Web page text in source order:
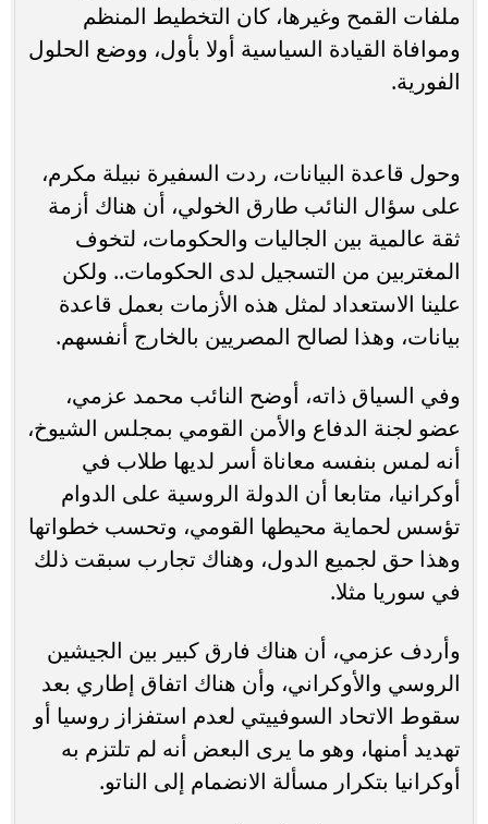
ملفات القمح وغيرها، كان التخطيط المنظم
وموافاة القيادة السياسية أولا بأول، ووضع الحلول
الفورية.
وحول قاعدة البيانات، ردت السفيرة نبيلة مكرم،
على سؤال النائب طارق الخولي، أن هناك أزمة
ثقة عالمية بين الجاليات والحكومات، لتخوف
المغتربين من التسجيل لدى الحكومات.. ولكن
علينا الاستعداد لمثل هذه الأزمات بعمل قاعدة
بيانات، وهذا لصالح المصريين بالخارج أنفسهم.
وفي السياق ذاته، أوضح النائب محمد عزمي،
عضو لجنة الدفاع والأمن القومي بمجلس الشيوخ،
أنه لمس بنفسه معاناة أسر لديها طلاب في
أوكرانيا، متابعا أن الدولة الروسية على الدوام
تؤسس لحماية محيطها القومي، وتحسب خطواتها
وهذا حق لجميع الدول، وهناك تجارب سبقت ذلك
في سوريا مثلا.
وأردف عزمي، أن هناك فارق كبير بين الجيشين
الروسي والأوكراني، وأن هناك اتفاق إطاري بعد
سقوط الاتحاد السوفييتي لعدم استفزاز روسيا أو
تهديد أمنها، وهو ما يرى البعض أنه لم تلتزم به
أوكرانيا بتكرار مسألة الانضمام إلى الناتو.